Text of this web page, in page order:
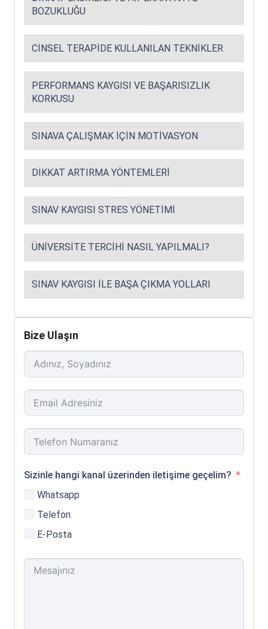
BOZUKLUĞU
CINSEL TERAPIDE KULLANILAN TEKNIKLER
PERFORMANS KAYGISI VE BAŞARISIZLIK
KORKUSU
SINAVA ÇALIŞMAK İÇIN MOTIVASYON
DIKKAT ARTIRMA YÖNTEMLERI
SINAV KAYGISI STRES YÖNETIMI
ÜNIVERSITE TERCIHI NASIL YAPILMALI?
SINAV KAYGISI ILE BAŞA ÇIKMA YOLLARI
Bize Ulaşın
Sizinle hangi kanal üzerinden iletişime geçelim?
Whatsapp
Telefon
E-Posta